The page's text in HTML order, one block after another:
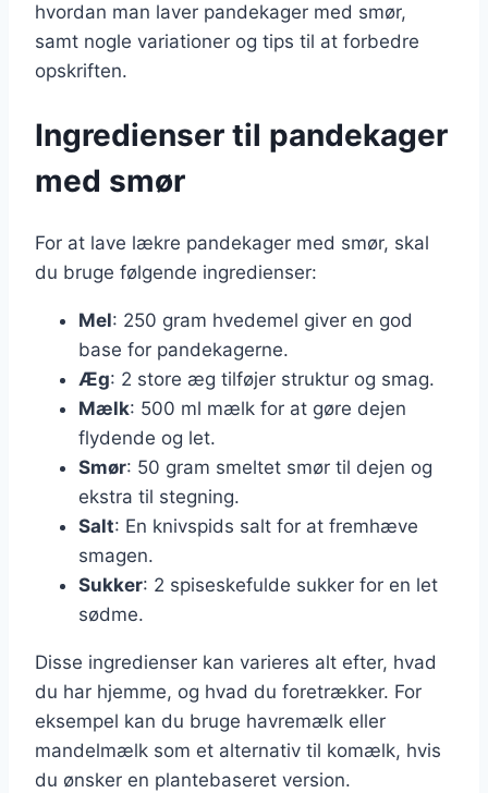
hvordan man laver pandekager med smør,
samt nogle variationer og tips til at forbedre
opskriften.
Ingredienser til pandekager
med smør
For at lave lækre pandekager med smør, skal
du bruge følgende ingredienser:
Mel: 250 gram hvedemel giver en god
base for pandekagerne.
Æg: 2 store æg tilføjer struktur og smag.
Mælk: 500 ml mælk for at gøre dejen
flydende og let.
Smør: 50 gram smeltet smør til dejen og
ekstra til stegning.
Salt: En knivspids salt for at fremhæve
smagen.
Sukker: 2 spiseskefulde sukker for en let
sødme.
Disse ingredienser kan varieres alt efter, hvad
du har hjemme, og hvad du foretrækker. For
eksempel kan du bruge havremælk eller
mandelmælk som et alternativ til komælk, hvis
du ønsker en plantebaseret version.